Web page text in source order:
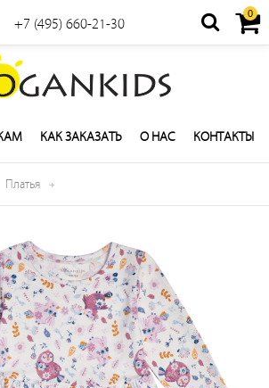
+7 (495) 660-21-30
0
КАК ЗАКАЗАТЬ О НАС КОНТАКТЫ
Платья